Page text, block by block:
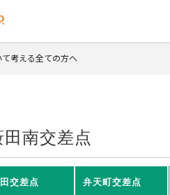
考える全ての方へ
南交差点
交差点 弁天町交差点